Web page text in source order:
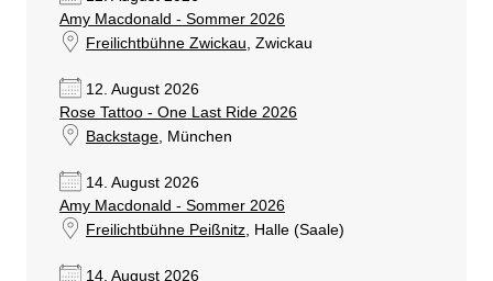
Amy Macdonald - Sommer 2026
Freilichtbühne Zwickau , Zwickau
12. August 2026
Rose Tattoo - One Last Ride 2026
Backstage, München
14. August 2026
Amy Macdonald - Sommer 2026
Freilichtbühne Peißnitz, Halle (Saale)
14. August 2026